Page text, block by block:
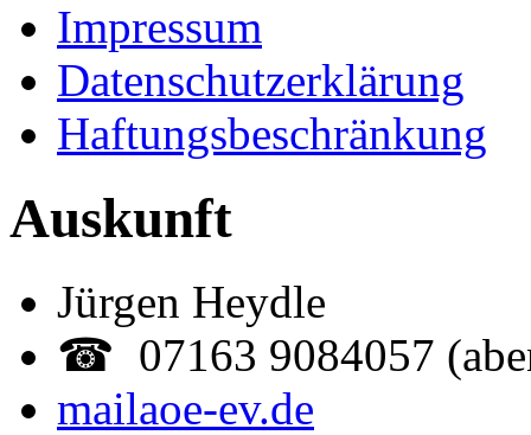
Impressum
Datenschutzerklärung
Haftungsbeschränkung
Auskunft
Jürgen Heydle
☎ 07163 9084057
mailaoe-ev.de